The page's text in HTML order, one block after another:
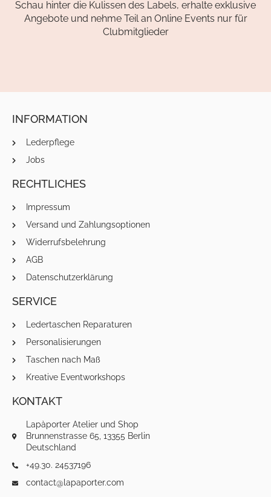
Schau hinter die Kulissen des Labels, erhalte exklusive
Angebote und nehme Teil an Online Events nur für
Clubmitglieder
INFORMATION
Lederpflege
Jobs
RECHTLICHES
Impressum
Versand und Zahlungsoptionen
Widerrufsbelehrung
AGB
Datenschutzerklärung
SERVICE
Ledertaschen Reparaturen
Personalisierungen
Taschen nach Maß
Kreative Eventworkshops
KONTAKT
Lapàporter Atelier und Shop
Brunnenstrasse 65, 13355 Berlin
Deutschland
+49.30. 24537196
contact@lapaporter.com